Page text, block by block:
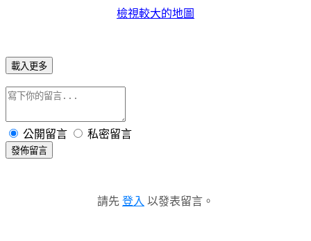
檢視較大的地圖
載入更多
公開留言 私密留言
發佈留言
請先 登入 以發表留言。